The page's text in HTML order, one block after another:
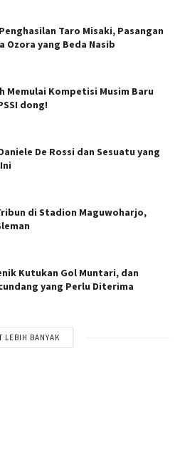
Taro Misaki, Pasangan
Ozora yang Beda Nasib
Memulai Kompetisi Musim Baru
dong!
De Rossi dan Sesuatu yang
di Stadion Maguwoharjo,
Kutukan Gol Muntari, dan
yang Perlu Diterima
LEBIH BANYAK